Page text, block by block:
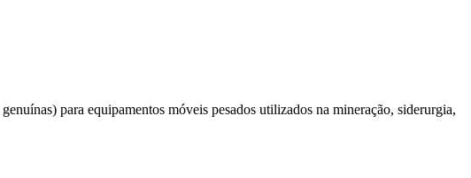
para equipamentos móveis pesados utilizados na mineração, siderurgia,